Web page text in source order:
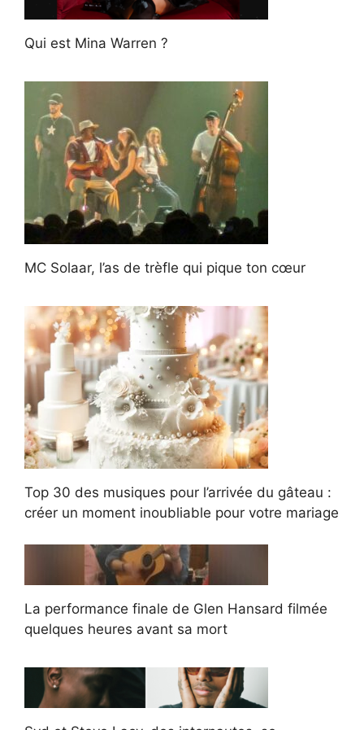
Qui est Mina Warren ?
MC Solaar, l’as de trèfle qui pique ton cœur
Top 30 des musiques pour l’arrivée du gâteau :
créer un moment inoubliable pour votre mariage
La performance finale de Glen Hansard filmée
quelques heures avant sa mort